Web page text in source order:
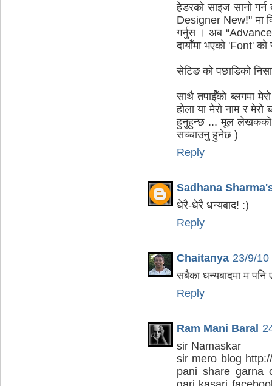
हेडरको साइज सानो
Designer New!" मा
गर्नुस । अब
दायाँमा भएको 'Font'
सेटिङ को पछाडिको
साथै तपाईँको ब्लगमा
होला या मेरो नाम र
हुनुहुन्छ ... मूल लेखकको
सच्चाउनु हुनेछ )
Reply
Sadhana
धेरै-धेरै धन्यबाद! :)
Reply
Chaitanya 23/9/
सबैका धन्यबादमा म
Reply
Ram Mani Baral
sir Namaskar
sir mero blog
pani share garna